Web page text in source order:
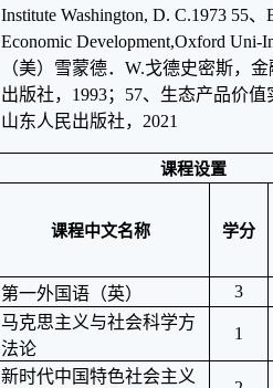
Institute Washington, D. C.1973 55
Economic Development,Oxford Uni-
（美）雪蒙德．W.戈德史密斯，
出版社，1993；57、生态产品价
山东人民出版社，2021
课程设置
课程中文名称 学分
第一外国语（英） 3
马克思主义与社会科学方
法论
1
新时代中国特色社会主义